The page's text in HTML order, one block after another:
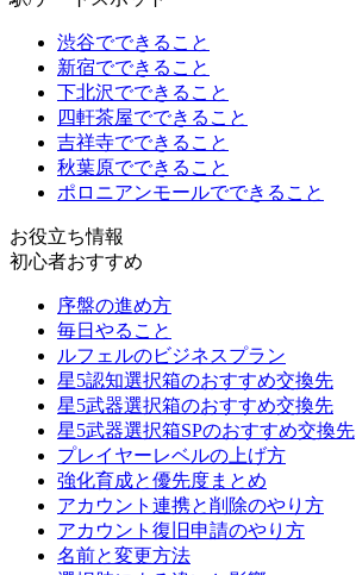
渋谷でできること
新宿でできること
下北沢でできること
四軒茶屋でできること
吉祥寺でできること
秋葉原でできること
ポロニアンモールでできること
お役立ち情報
初心者おすすめ
序盤の進め方
毎日やること
ルフェルのビジネスプラン
星5認知選択箱のおすすめ交換先
星5武器選択箱のおすすめ交換先
星5武器選択箱SPのおすすめ交換先
プレイヤーレベルの上げ方
強化育成と優先度まとめ
アカウント連携と削除のやり方
アカウント復旧申請のやり方
名前と変更方法